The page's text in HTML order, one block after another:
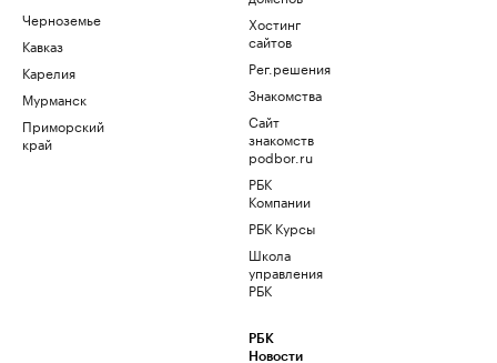
Черноземье
Кавказ
Карелия
Мурманск
Приморский
край
Хостинг
сайтов
Рег.решения
Знакомства
Сайт
знакомств
podbor.ru
РБК
Компании
РБК Курсы
Школа
управления
РБК
РБК
Новости